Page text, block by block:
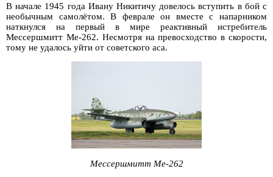
В начале 1945 года Ивану Никитичу довелось вступить в бой с
необычным самолётом. В феврале он вместе с напарником
наткнулся на первый в мире реактивный истребитель
Мессершмитт Me-262. Несмотря на превосходство в скорости,
тому не удалось уйти от советского аса.
Мессершмитт Me-262